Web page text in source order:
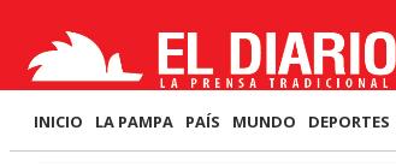
INICIO LA PAMPA PAÍS MUNDO DEPORTES